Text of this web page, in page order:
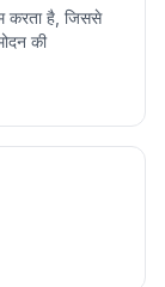
करता है, जिससे
की